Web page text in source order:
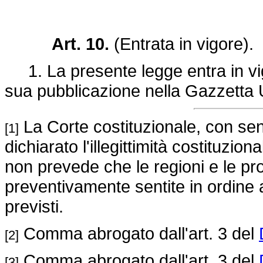
Art. 10. (Entrata in vigore).
1. La presente legge entra in
sua pubblicazione nella Gazzetta
[1] La Corte costituzionale, con
dichiarato l'illegittimità
non prevede che le regioni e le
preventivamente sentite in
previsti.
[2] Comma abrogato dall'art. 3 del